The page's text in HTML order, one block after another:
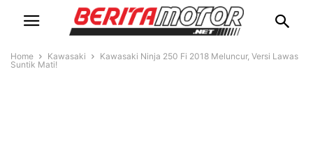
Home Kawasaki
Kawasaki Ninja 250 Fi 2018 Meluncur, Versi Lawas
Suntik Mati!